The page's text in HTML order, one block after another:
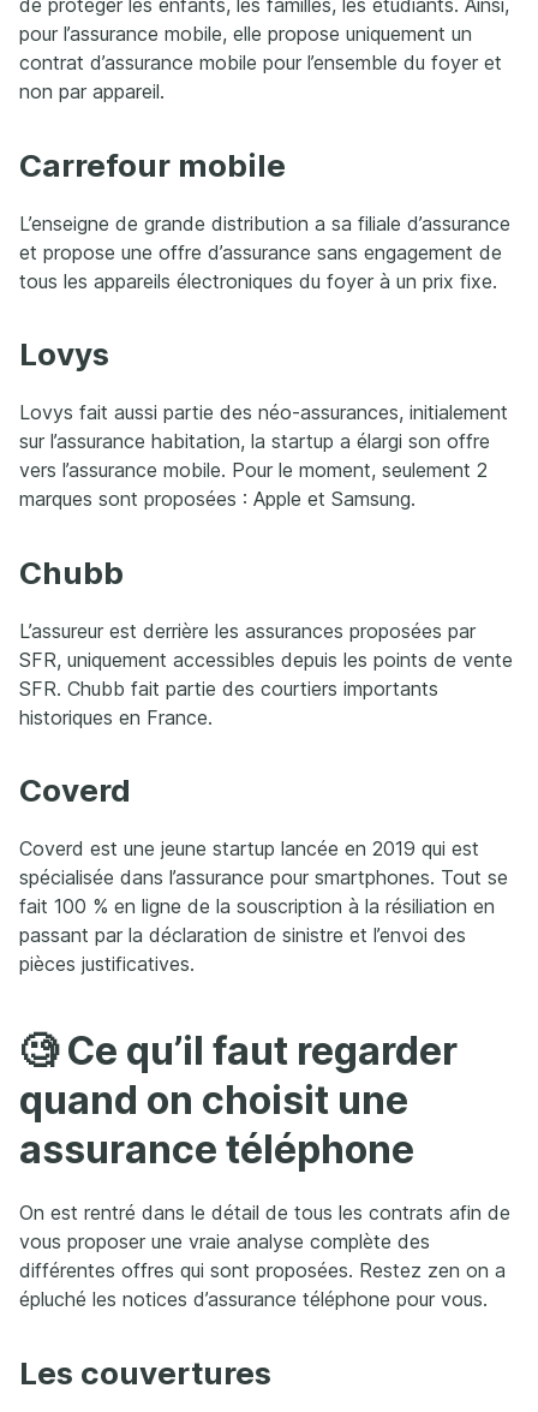
de protéger les enfants, les familles, les étudiants. Ainsi,
pour l’assurance mobile, elle propose uniquement un
contrat d’assurance mobile pour l’ensemble du foyer et
non par appareil.
Carrefour mobile
L’enseigne de grande distribution a sa filiale d’assurance
et propose une offre d’assurance sans engagement de
tous les appareils électroniques du foyer à un prix fixe.
Lovys
Lovys fait aussi partie des néo-assurances, initialement
sur l’assurance habitation, la startup a élargi son offre
vers l’assurance mobile. Pour le moment, seulement 2
marques sont proposées : Apple et Samsung.
Chubb
L’assureur est derrière les assurances proposées par
SFR, uniquement accessibles depuis les points de vente
SFR. Chubb fait partie des courtiers importants
historiques en France.
Coverd
Coverd est une jeune startup lancée en 2019 qui est
spécialisée dans l’assurance pour smartphones. Tout se
fait 100 % en ligne de la souscription à la résiliation en
passant par la déclaration de sinistre et l’envoi des
pièces justificatives.
🧐 Ce qu’il faut regarder
quand on choisit une
assurance téléphone
On est rentré dans le détail de tous les contrats afin de
vous proposer une vraie analyse complète des
différentes offres qui sont proposées. Restez zen on a
épluché les notices d’assurance téléphone pour vous.
Les couvertures